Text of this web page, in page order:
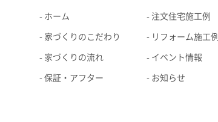
ホーム
家づくりのこだわり
家づくりの流れ
保証・アフター
注文住宅施工例
リフォーム施工例
イベント情報
お知らせ